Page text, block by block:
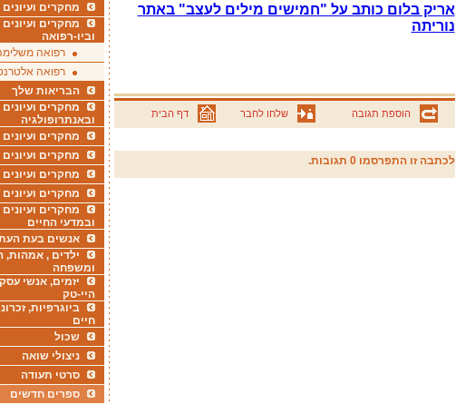
אריק בלום כותב על "חמישים מילים לעצב" באתר
נוריתה
הוספת תגובה שלחו לחבר דף הבית
לכתבה זו התפרסמו 0 תגובות.
מחקרים ועיונים
מחקרים
וביו-רפואה
רפואה
רפואה
הבריאות שלך
מחקרים ועיונים
ובאנתרופולגיה
מחקרים ועיונים
מחקרים
מחקרים
מחקרים
מחקרים ועיונים
ובמדעי החיים
אנשים בעת
ילדים , אמהות,
ומשפחה
יזמים, אנשי
היי-טק
ביוגרפיות,
חיים
שכול
ניצולי שואה
סרטי תעודה
ספרים חדשים